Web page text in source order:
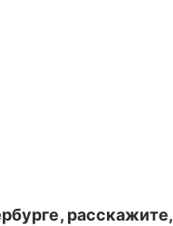
расскажите,